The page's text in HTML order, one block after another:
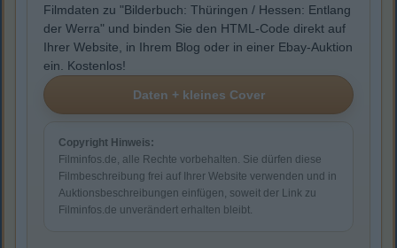
Filmdaten zu "Bilderbuch: Thüringen / Hessen: Entlang
der Werra" und binden Sie den HTML-Code direkt auf
Ihrer Website, in Ihrem Blog oder in einer Ebay-Auktion
ein. Kostenlos!
Copyright Hinweis:
Filminfos.de, alle Rechte vorbehalten. Sie dürfen diese
Filmbeschreibung frei auf Ihrer Website verwenden und in
Auktionsbeschreibungen einfügen, soweit der Link zu
Filminfos.de unverändert erhalten bleibt.